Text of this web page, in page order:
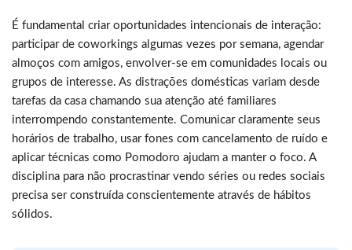
É fundamental criar oportunidades intencionais de interação:
participar de coworkings algumas vezes por semana, agendar
almoços com amigos, envolver-se em comunidades locais ou
grupos de interesse. As distrações domésticas variam desde
tarefas da casa chamando sua atenção até familiares
interrompendo constantemente. Comunicar claramente seus
horários de trabalho, usar fones com cancelamento de ruído e
aplicar técnicas como Pomodoro ajudam a manter o foco. A
disciplina para não procrastinar vendo séries ou redes sociais
precisa ser construída conscientemente através de hábitos
sólidos.